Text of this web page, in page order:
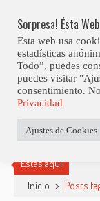
content
Estás aquí
Inicio > Posts
Sorpresa! Ésta
Esta web usa
estadísticas
Todo”, puedes
puedes visitar
consentimiento.
Privacidad
Ajustes de Cookies